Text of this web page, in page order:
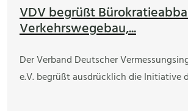
VDV begrüßt
Verkehrswegebau,...
Der Verband Deutscher
e.V. begrüßt ausdrücklich die Initiative